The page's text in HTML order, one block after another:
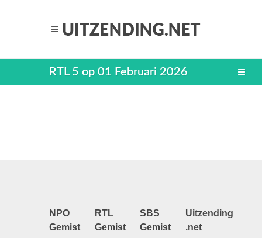
RTL 5 op 01 Februari 2026
NPO
Gemist
RTL
Gemist
SBS
Gemist
Uitzending
.net